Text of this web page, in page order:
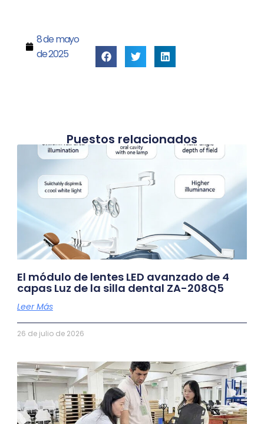
8 de mayo
de 2025
Puestos relacionados
El módulo de lentes LED avanzado de 4
capas Luz de la silla dental ZA-208Q5
Leer Más
26 de julio de 2026